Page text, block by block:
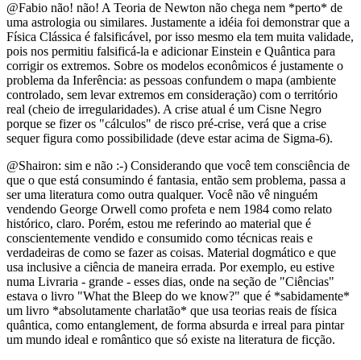
@Fabio não! não! A Teoria de Newton não chega nem *perto* de
uma astrologia ou similares. Justamente a idéia foi demonstrar que a
Física Clássica é falsificável, por isso mesmo ela tem muita validade,
pois nos permitiu falsificá-la e adicionar Einstein e Quântica para
corrigir os extremos. Sobre os modelos econômicos é justamente o
problema da Inferência: as pessoas confundem o mapa (ambiente
controlado, sem levar extremos em consideração) com o território
real (cheio de irregularidades). A crise atual é um Cisne Negro
porque se fizer os "cálculos" de risco pré-crise, verá que a crise
sequer figura como possibilidade (deve estar acima de Sigma-6).
@Shairon: sim e não :-) Considerando que você tem consciência de
que o que está consumindo é fantasia, então sem problema, passa a
ser uma literatura como outra qualquer. Você não vê ninguém
vendendo George Orwell como profeta e nem 1984 como relato
histórico, claro. Porém, estou me referindo ao material que é
conscientemente vendido e consumido como técnicas reais e
verdadeiras de como se fazer as coisas. Material dogmático e que
usa inclusive a ciência de maneira errada. Por exemplo, eu estive
numa Livraria - grande - esses dias, onde na seção de "Ciências"
estava o livro "What the Bleep do we know?" que é *sabidamente*
um livro *absolutamente charlatão* que usa teorias reais de física
quântica, como entanglement, de forma absurda e irreal para pintar
um mundo ideal e romântico que só existe na literatura de ficção.